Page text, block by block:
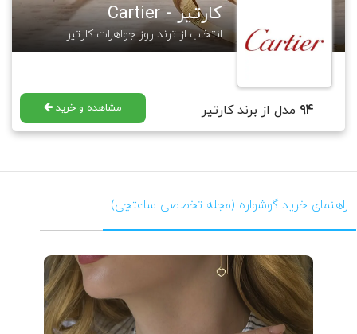
کارتیر - Cartier
انتخاب از ترند روز جواهرات کارتیر
94 مدل از برند کارتیر مشاهده و خرید
راهنمای خرید گوشواره (مجله تخصصی ساعتچی)